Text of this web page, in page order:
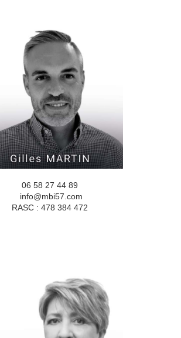
06 58 27 44 89
info@mbi57.com
RASC : 478 384 472